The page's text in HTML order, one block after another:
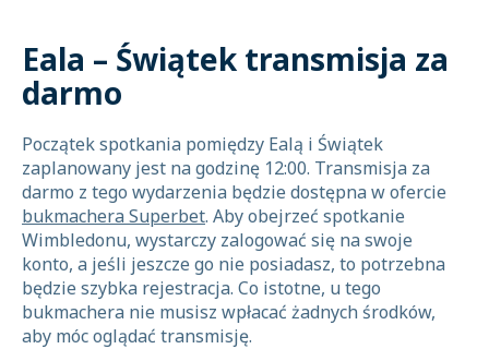
Eala – Świątek transmisja za
darmo
Początek spotkania pomiędzy Ealą i Świątek
zaplanowany jest na godzinę 12:00. Transmisja za
darmo z tego wydarzenia będzie dostępna w ofercie
bukmachera Superbet. Aby obejrzeć spotkanie
Wimbledonu, wystarczy zalogować się na swoje
konto, a jeśli jeszcze go nie posiadasz, to potrzebna
będzie szybka rejestracja. Co istotne, u tego
bukmachera nie musisz wpłacać żadnych środków,
aby móc oglądać transmisję.